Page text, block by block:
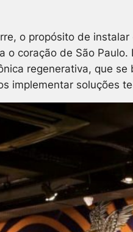
o propósito de
o coração de São
regenerativa, que
implementar soluções